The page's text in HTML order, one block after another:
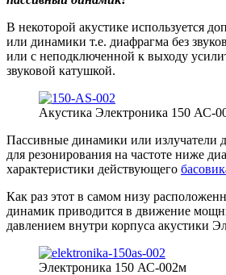
В некоторой акустике используется
или динамики т.е. диафрагма без
или с неподключенной к выходу
звуковой катушкой.
Акустика Электроника 150 АС-
Пассивные динамики или излучатели
для резонирования на частоте ниже
характеристики действующего
Как раз этот в самом низу
динамик приводится в движение
давлением внутри корпуса акустики
Электроника 150 АС-002м